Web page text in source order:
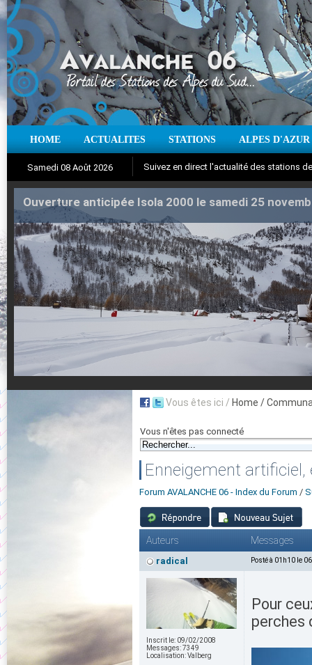
HOME ACTUALITES STATIONS ALPES D'AZUR
Samedi 08 Août 2026
Aujourd'hui : T° Min :°CT° Max :°C |
Iso à 0° :mNeige sur 12 heures :cm
Suivez en direct l'actualité des stations
Ouverture anticipée Isola 2000 le samedi 25
Vous êtes ici / Home /
Vous n'êtes pas connecté
Enneigement artificiel,
Forum AVALANCHE 06 - Index du Forum /
Auteurs Messages
radical Posté à 01h10 le
Inscrit le: 09/02/2008
Messages:7349
Localisation:Valberg
Pour
perches